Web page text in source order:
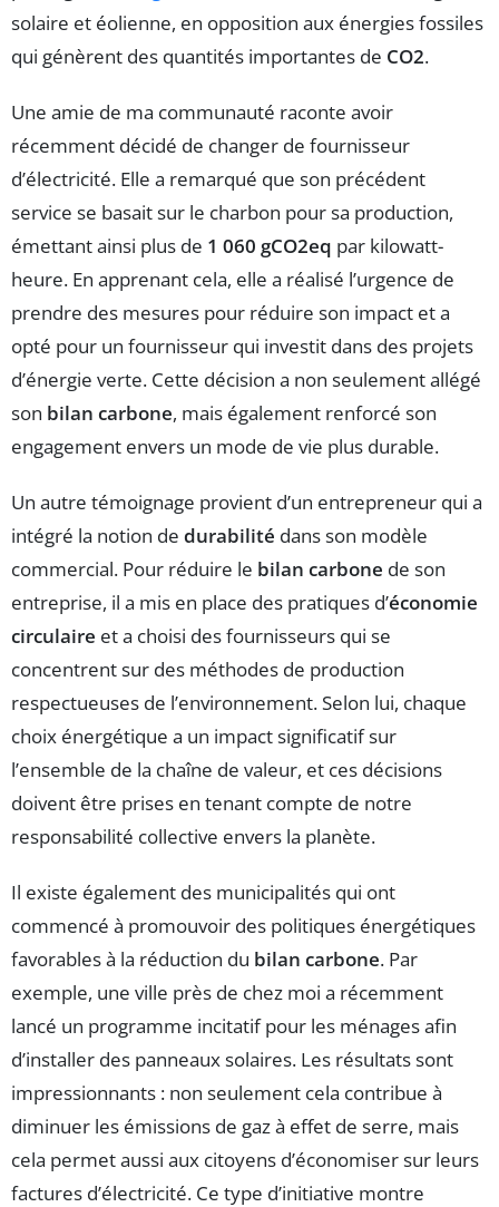
solaire et éolienne, en opposition aux énergies fossiles
qui génèrent des quantités importantes de CO2.
Une amie de ma communauté raconte avoir
récemment décidé de changer de fournisseur
d’électricité. Elle a remarqué que son précédent
service se basait sur le charbon pour sa production,
émettant ainsi plus de 1 060 gCO2eq par kilowatt-
heure. En apprenant cela, elle a réalisé l’urgence de
prendre des mesures pour réduire son impact et a
opté pour un fournisseur qui investit dans des projets
d’énergie verte. Cette décision a non seulement allégé
son bilan carbone, mais également renforcé son
engagement envers un mode de vie plus durable.
Un autre témoignage provient d’un entrepreneur qui a
intégré la notion de durabilité dans son modèle
commercial. Pour réduire le bilan carbone de son
entreprise, il a mis en place des pratiques d’économie
circulaire et a choisi des fournisseurs qui se
concentrent sur des méthodes de production
respectueuses de l’environnement. Selon lui, chaque
choix énergétique a un impact significatif sur
l’ensemble de la chaîne de valeur, et ces décisions
doivent être prises en tenant compte de notre
responsabilité collective envers la planète.
Il existe également des municipalités qui ont
commencé à promouvoir des politiques énergétiques
favorables à la réduction du bilan carbone. Par
exemple, une ville près de chez moi a récemment
lancé un programme incitatif pour les ménages afin
d’installer des panneaux solaires. Les résultats sont
impressionnants : non seulement cela contribue à
diminuer les émissions de gaz à effet de serre, mais
cela permet aussi aux citoyens d’économiser sur leurs
factures d’électricité. Ce type d’initiative montre